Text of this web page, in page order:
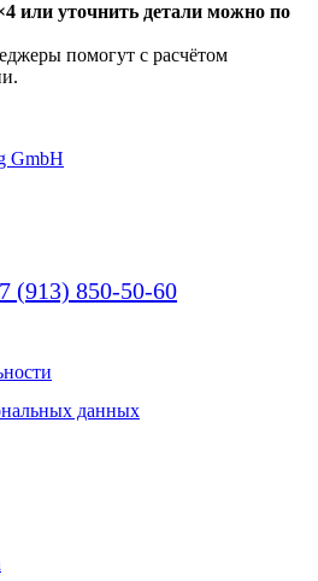
или уточнить детали можно по
помогут с расчётом
GmbH
(913) 850-50-60
данных